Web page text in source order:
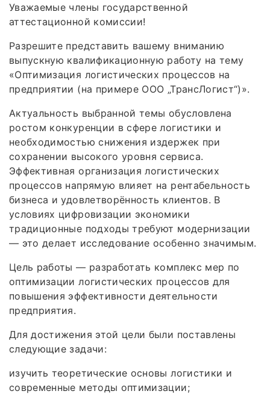
Уважаемые члены государственной
аттестационной комиссии!
Разрешите представить вашему вниманию
выпускную квалификационную работу на тему
«Оптимизация логистических процессов на
предприятии (на примере ООО „ТрансЛогист“)».
Актуальность выбранной темы обусловлена
ростом конкуренции в сфере логистики и
необходимостью снижения издержек при
сохранении высокого уровня сервиса.
Эффективная организация логистических
процессов напрямую влияет на рентабельность
бизнеса и удовлетворённость клиентов. В
условиях цифровизации экономики
традиционные подходы требуют модернизации
— это делает исследование особенно значимым.
Цель работы — разработать комплекс мер по
оптимизации логистических процессов для
повышения эффективности деятельности
предприятия.
Для достижения этой цели были поставлены
следующие задачи:
изучить теоретические основы логистики и
современные методы оптимизации;